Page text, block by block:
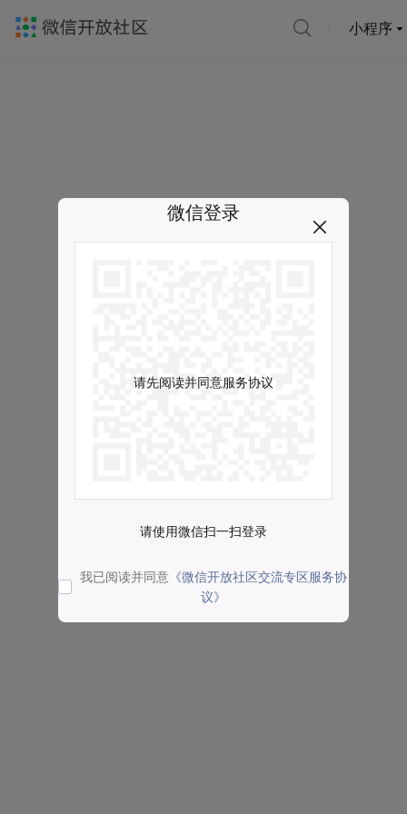
小程序
微信登录
请先阅读并同意服务协议
请使用微信扫一扫登录
我已阅读并同意 《微信开放社区交流专区服务协
议》